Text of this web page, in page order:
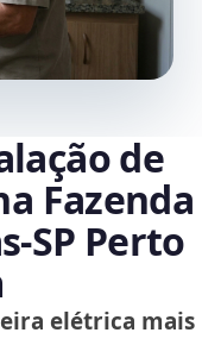
de
Fazenda
Perto
elétrica mais